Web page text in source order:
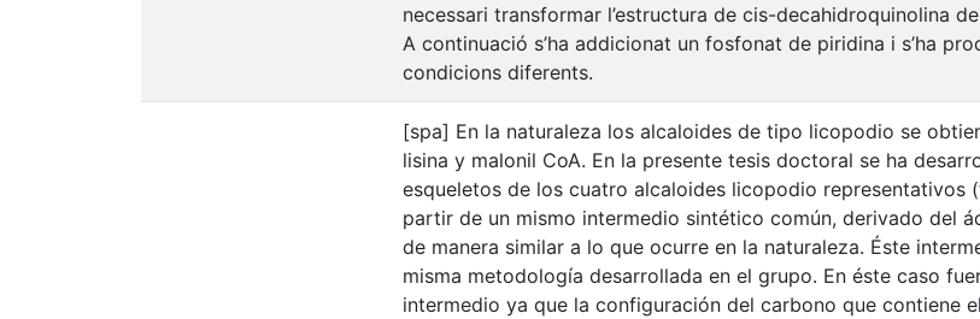
necessari transformar l’estructura de cis-decahidroquinolina
A continuació s’ha addicionat un fosfonat de piridina i s’ha
condicions diferents.
[spa] En la naturaleza los alcaloides de tipo licopodio se
lisina y malonil CoA. En la presente tesis doctoral se ha
esqueletos de los cuatro alcaloides licopodio representativos
partir de un mismo intermedio sintético común, derivado del
de manera similar a lo que ocurre en la naturaleza. Éste
misma metodología desarrollada en el grupo. En éste caso
intermedio ya que la configuración del carbono que contiene